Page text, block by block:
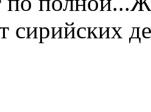
сирийских